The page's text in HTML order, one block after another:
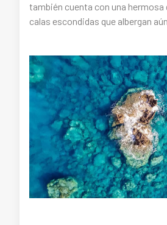
también cuenta con una
calas escondidas que albergan